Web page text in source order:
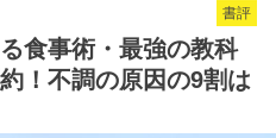
書評
食事術・最強の教科
！不調の原因の9割は